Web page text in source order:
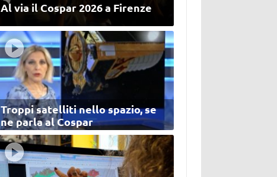
Al via il Cospar 2026 a Firenze
Troppi satelliti nello spazio, se
ne parla al Cospar